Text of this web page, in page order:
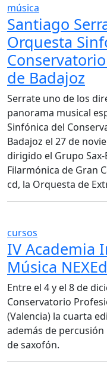
música
Santiago
Orquesta
de Badajoz
Serrate uno de los
panorama musical
Sinfónica del
Badajoz el 27 de
dirigido el Grupo
Filarmónica de Gran
cd, la Orquesta de
cursos
IV Academia
Música
Entre el 4 y el 8 de
Conservatorio
(Valencia) la cuarta
además de
de saxofón.